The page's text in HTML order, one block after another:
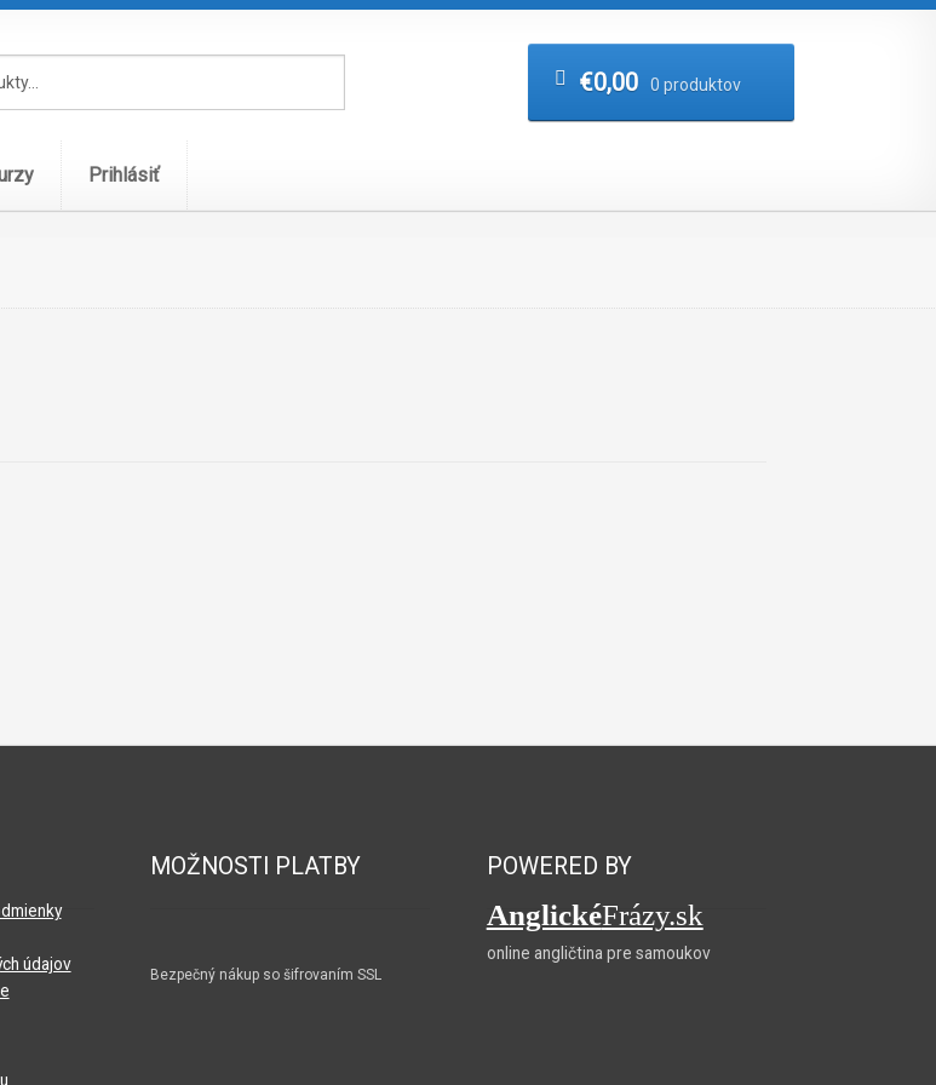
€0,00 0 produktov
Prihlásiť
údajov
MOŽNOSTI PLATBY
Bezpečný nákup so šifrovaním SSL
POWERED BY
AnglickéFrázy.sk
online angličtina pre samoukov